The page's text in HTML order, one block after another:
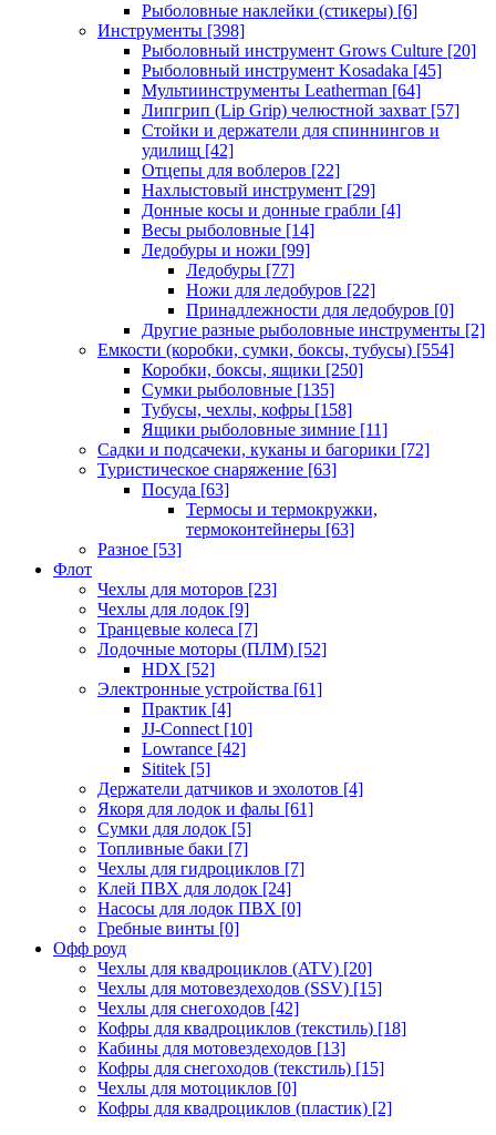
Рыболовные наклейки (стикеры) [6]
Инструменты [398]
Рыболовный инструмент Grows Culture [20]
Рыболовный инструмент Kosadaka [45]
Мультиинструменты Leatherman [64]
Липгрип (Lip Grip) челюстной захват [57]
Стойки и держатели для спиннингов и
удилищ [42]
Отцепы для воблеров [22]
Нахлыстовый инструмент [29]
Донные косы и донные грабли [4]
Весы рыболовные [14]
Ледобуры и ножи [99]
Ледобуры [77]
Ножи для ледобуров [22]
Принадлежности для ледобуров [0]
Другие разные рыболовные инструменты [2]
Емкости (коробки, сумки, боксы, тубусы) [554]
Коробки, боксы, ящики [250]
Сумки рыболовные [135]
Тубусы, чехлы, кофры [158]
Ящики рыболовные зимние [11]
Садки и подсачеки, куканы и багорики [72]
Туристическое снаряжение [63]
Посуда [63]
Термосы и термокружки,
термоконтейнеры [63]
Разное [53]
Флот
Чехлы для моторов [23]
Чехлы для лодок [9]
Транцевые колеса [7]
Лодочные моторы (ПЛМ) [52]
HDX [52]
Электронные устройства [61]
Практик [4]
JJ-Connect [10]
Lowrance [42]
Sititek [5]
Держатели датчиков и эхолотов [4]
Якоря для лодок и фалы [61]
Сумки для лодок [5]
Топливные баки [7]
Чехлы для гидроциклов [7]
Клей ПВХ для лодок [24]
Насосы для лодок ПВХ [0]
Гребные винты [0]
Офф роуд
Чехлы для квадроциклов (ATV) [20]
Чехлы для мотовездеходов (SSV) [15]
Чехлы для снегоходов [42]
Кофры для квадроциклов (текстиль) [18]
Кабины для мотовездеходов [13]
Кофры для снегоходов (текстиль) [15]
Чехлы для мотоциклов [0]
Кофры для квадроциклов (пластик) [2]